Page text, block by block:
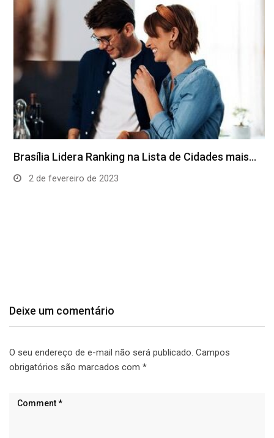
Brasília Lidera Ranking na Lista de Cidades mais…
2 de fevereiro de 2023
Deixe um comentário
O seu endereço de e-mail não será publicado. Campos
obrigatórios são marcados com *